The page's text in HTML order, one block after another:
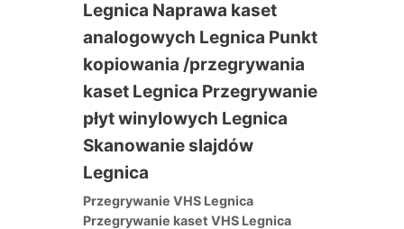
Przegrywanie VHS Legnica
Przegrywanie kaset VHS Legnica